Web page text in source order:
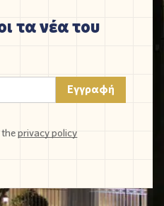
τα νέα του
theprivacy policy